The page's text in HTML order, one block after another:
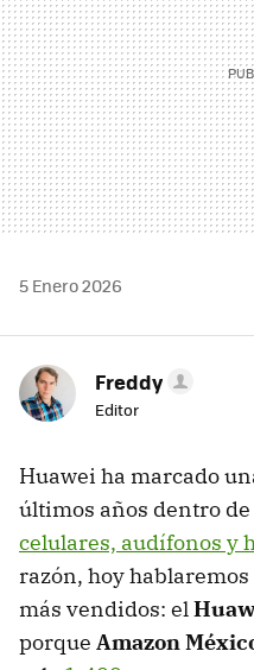
5 Enero 2026
Freddy
Editor
Huawei ha marcado
últimos años dentro de
celulares, audífonos y
razón, hoy
más vendidos: el
porque Amazon